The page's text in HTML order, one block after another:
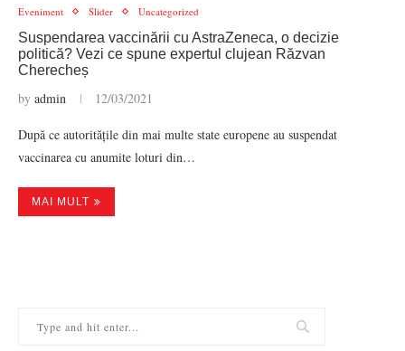
Eveniment Slider Uncategorized
Suspendarea vaccinării cu AstraZeneca, o decizie
politică? Vezi ce spune expertul clujean Răzvan
Cherecheș
by admin 12/03/2021
După ce autoritățile din mai multe state europene au suspendat
vaccinarea cu anumite loturi din…
MAI MULT